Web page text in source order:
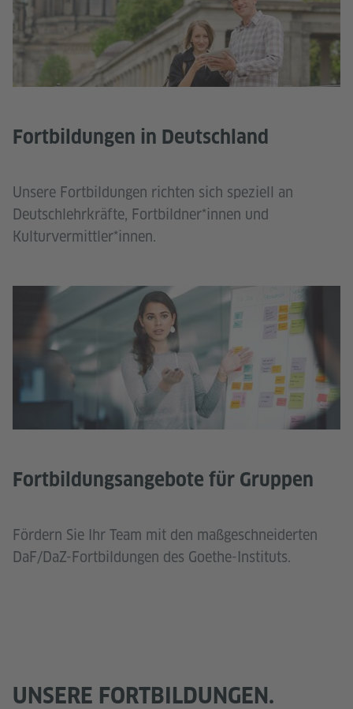
Fortbildungen in Deutschland
Unsere Fortbildungen richten sich speziell an
Deutschlehrkräfte, Fortbildner*innen und
Kulturvermittler*innen.
Fortbildungsangebote für Gruppen
Fördern Sie Ihr Team mit den maßgeschneiderten
DaF/DaZ-Fortbildungen des Goethe-Instituts.
UNSERE FORTBILDUNGEN.